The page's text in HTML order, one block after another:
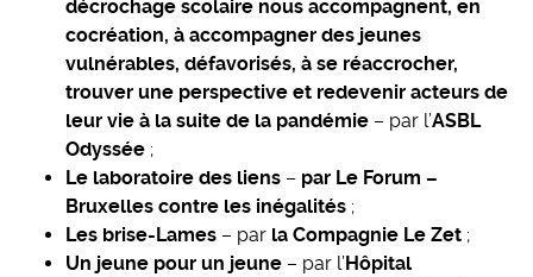
décrochage scolaire nous accompagnent, en
cocréation, à accompagner des jeunes
vulnérables, défavorisés, à se réaccrocher,
trouver une perspective et redevenir acteurs de
leur vie à la suite de la pandémie – par l’ASBL
Odyssée ;
Le laboratoire des liens – par Le Forum –
Bruxelles contre les inégalités ;
Les brise-Lames – par la Compagnie Le Zet ;
Un jeune pour un jeune – par l’Hôpital